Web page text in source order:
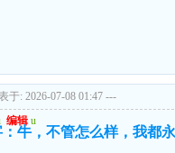
于: 2026-07-08 01:47 ---
编辑 u
牛，不管怎么样，我都